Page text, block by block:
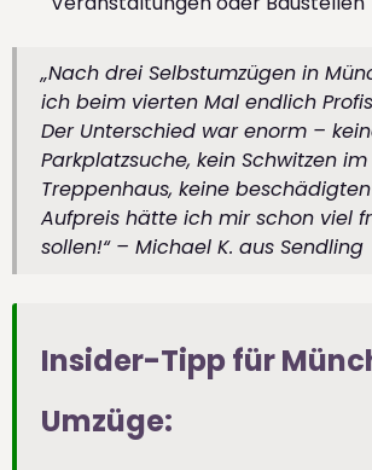
„Nach drei Selbstumzügen in
ich beim vierten Mal endlich
Der Unterschied war enorm –
Parkplatzsuche, kein Schwitzen
Treppenhaus, keine
Aufpreis hätte ich mir schon viel
sollen!“ – Michael K. aus Sendling
Insider-Tipp für
Umzüge: